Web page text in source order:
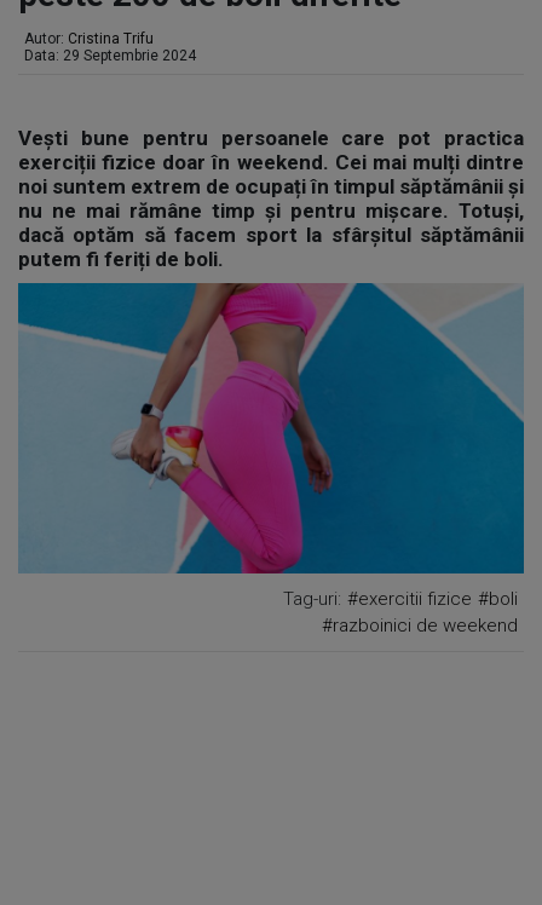
Autor: Cristina Trifu
Data: 29 Septembrie 2024
Vești bune pentru persoanele care pot practica
exerciții fizice doar în weekend. Cei mai mulți dintre
noi suntem extrem de ocupați în timpul săptămânii și
nu ne mai rămâne timp și pentru mișcare. Totuși,
dacă optăm să facem sport la sfârșitul săptămânii
putem fi feriți de boli.
Tag-uri: #exercitii fizice #boli
#razboinici de weekend